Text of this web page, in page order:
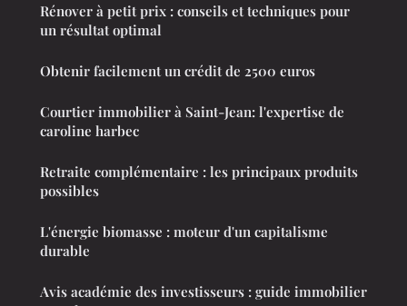
Rénover à petit prix : conseils et techniques pour
un résultat optimal
Obtenir facilement un crédit de 2500 euros
Courtier immobilier à Saint-Jean: l'expertise de
caroline harbec
Retraite complémentaire : les principaux produits
possibles
L'énergie biomasse : moteur d'un capitalisme
durable
Avis académie des investisseurs : guide immobilier